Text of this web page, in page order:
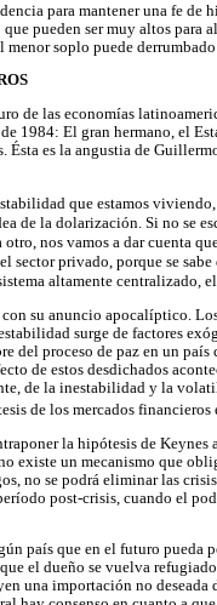
para mantener una fe
pueden ser muy altos para
menor soplo puede
de las economías
1984: El gran hermano, el
Ésta es la angustia de
que estamos
de la dolarización. Si no se
nos vamos a dar cuenta
sector privado, porque se
altamente centralizado,
su anuncio apocalíptico.
surge de factores
del proceso de paz en un
de estos desdichados
de la inestabilidad y la
de los mercados financieros
la hipótesis de
un mecanismo que
no se podrá eliminar las
post-crisis, cuando el
país que en el futuro pueda
el dueño se vuelva
una importación no